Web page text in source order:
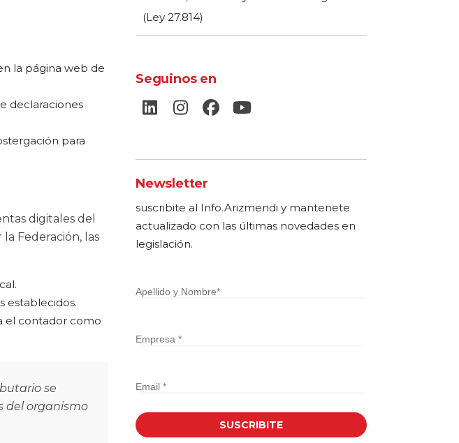
la página web de
declaraciones
para
digitales del
Federación, las
establecidos.
el contador como
se
del organismo
(Ley 27.814)
Seguinos en
Newsletter
suscribite al Info.Arizmendi y mantenete
actualizado con las últimas novedades en
legislación.